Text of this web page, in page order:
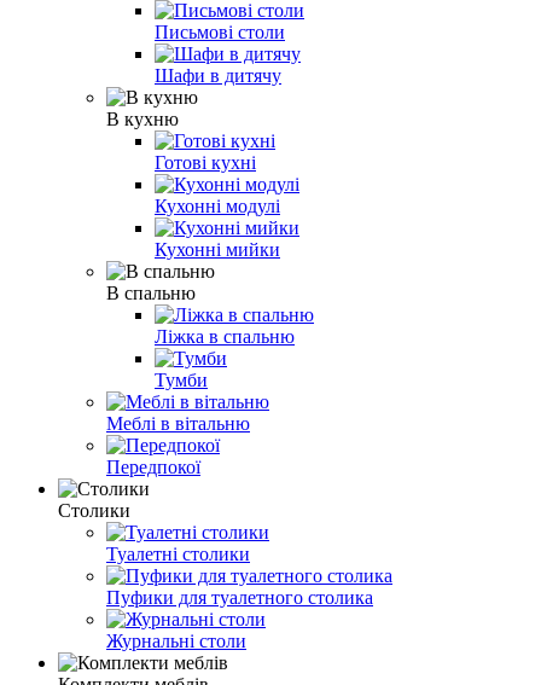
Письмові столи
Шафи в дитячу
В кухню
Готові кухні
Кухонні модулі
Кухонні мийки
В спальню
Ліжка в спальню
Тумби
Меблі в вітальню
Передпокої
Столики
Туалетні столики
Пуфики для туалетного столика
Журнальні столи